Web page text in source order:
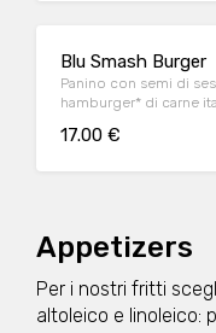
Blu Smash Burger
Panino con semi di
hamburger* di carne
insalata iceberg,
17.00 €
Appetizers
Per i nostri fritti
altoleico e linoleico: